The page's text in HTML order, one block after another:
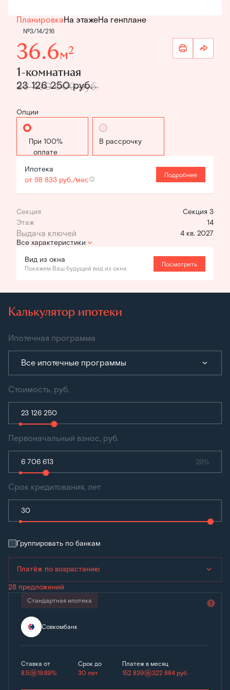
ПланировкаНа этажеНа генплане
№3/14/216
36.6м2
1-комнатная
26 430 000 руб.
23 126 250 руб.
Опции
Стандартная В рассрочку
Ипотека
от 98 833 руб./мес
Подробнее
Секция
Секция 3
Этаж
14
4 кв. 2027
Все характеристики
Вид из окна
Покажем Ваш будущий вид из окна
Посмотреть
Калькулятор ипотеки
Ипотечная программа
Все ипотечные программы
Стоимость, руб.
Первоначальный взнос, руб.
29%
Срок кредитования, лет
Группировать по банкам
Платёж по возрастанию
28 предложений
Стандартная ипотека
Совкомбанк
Ставка от
8.5
19.89%
Срок до
30 лет
Платеж в месяц
152 839
322 884руб.